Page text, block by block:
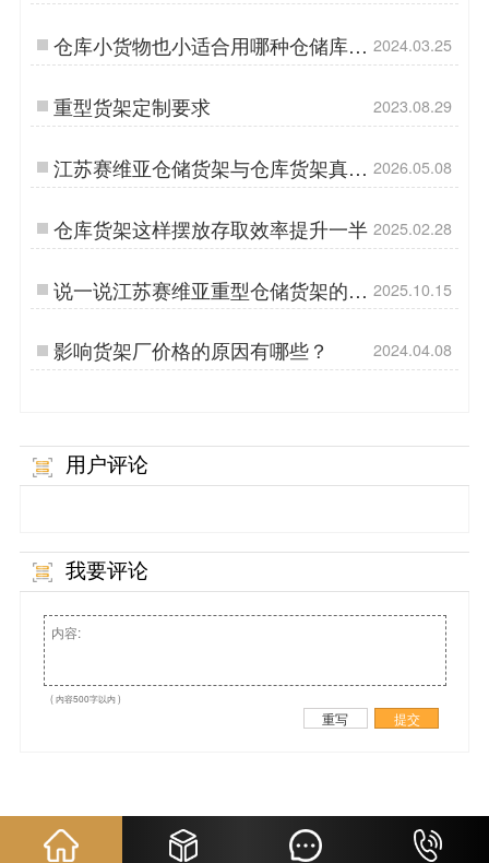
仓库小货物也小适合用哪种仓储库房
货架存储？
2024.03.25
重型货架定制要求 2023.08.29
江苏赛维亚仓储货架与仓库货架真的
没啥区别吗？
2026.05.08
仓库货架这样摆放存取效率提升一半 2025.02.28
说一说江苏赛维亚重型仓储货架的优
点
2025.10.15
影响货架厂价格的原因有哪些？ 2024.04.08
用户评论
我要评论
( 内容500字以内 )
重写 提交